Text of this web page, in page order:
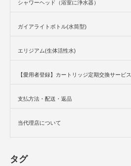
シャワーヘッド（浴室に浄水器）
ガイアライトボトル(水筒型)
エリジアム(生体活性水)
【愛用者登録】カートリッジ定期交換サービス
支払方法・配送・返品
当代理店について
タグ